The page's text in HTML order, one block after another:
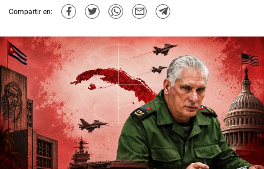
Compartir en: